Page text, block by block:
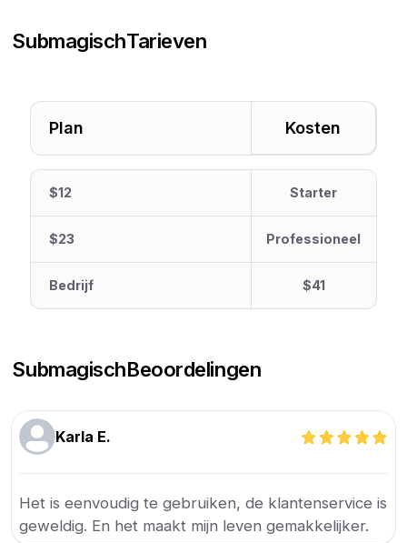
SubmagischTarieven
Plan Kosten
$12 Starter
$23 Professioneel
Bedrijf $41
SubmagischBeoordelingen
Karla E.
Het is eenvoudig te gebruiken, de klantenservice is
geweldig. En het maakt mijn leven gemakkelijker.